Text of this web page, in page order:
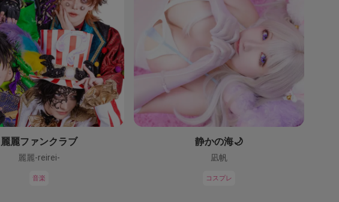
麗麗ファンクラブ
麗麗-reirei-
音楽
静かの海🌙
凪帆
コスプレ